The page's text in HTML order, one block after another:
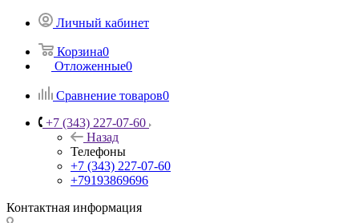
Личный кабинет
Корзина0
Отложенные0
Сравнение товаров0
+7 (343) 227-07-60
Назад
Телефоны
+7 (343) 227-07-60
+79193869696
Контактная информация